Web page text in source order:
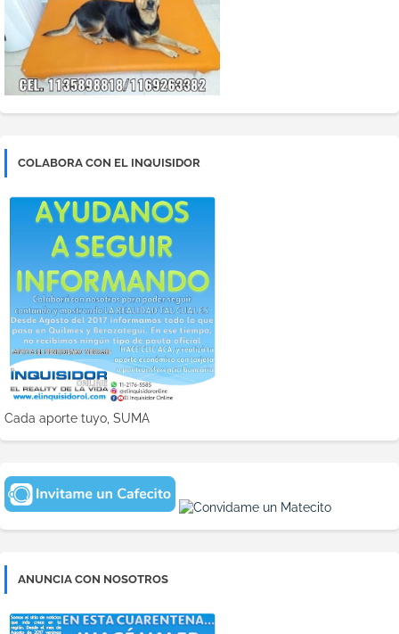
COLABORA CON EL INQUISIDOR
Cada aporte tuyo, SUMA
ANUNCIA CON NOSOTROS